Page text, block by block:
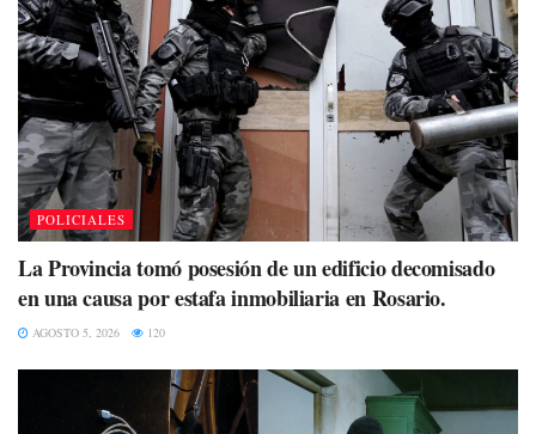
POLICIALES
La Provincia tomó posesión de un edificio decomisado
en una causa por estafa inmobiliaria en Rosario.
AGOSTO 5, 2026 120